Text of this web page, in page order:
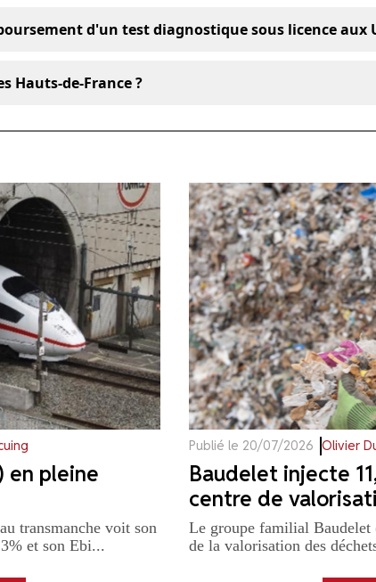
d'un test diagnostique sous licence aux
Hauts-de-France ?
en pleine
transmanche voit son
et son Ebi...
Publié le 20/07/2026 Olivier
Baudelet injecte
centre de
Le groupe familial
de la valorisation des